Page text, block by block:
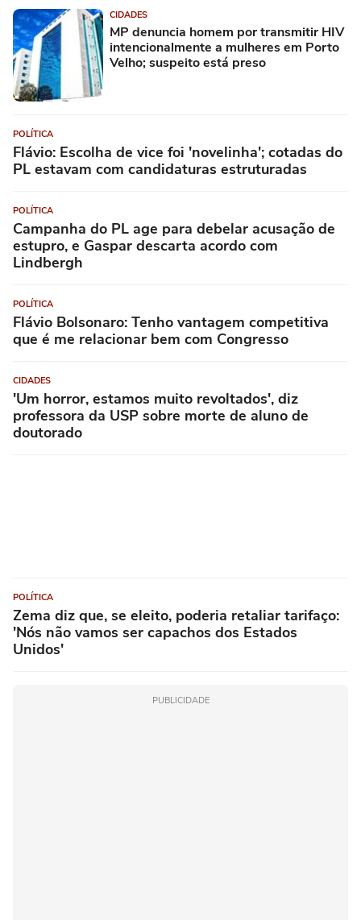
CIDADES
MP denuncia homem por transmitir HIV
intencionalmente a mulheres em Porto
Velho; suspeito está preso
POLÍTICA
Flávio: Escolha de vice foi 'novelinha'; cotadas do
PL estavam com candidaturas estruturadas
POLÍTICA
Campanha do PL age para debelar acusação de
estupro, e Gaspar descarta acordo com
Lindbergh
POLÍTICA
Flávio Bolsonaro: Tenho vantagem competitiva
que é me relacionar bem com Congresso
CIDADES
'Um horror, estamos muito revoltados', diz
professora da USP sobre morte de aluno de
doutorado
POLÍTICA
Zema diz que, se eleito, poderia retaliar tarifaço:
'Nós não vamos ser capachos dos Estados
Unidos'
PUBLICIDADE